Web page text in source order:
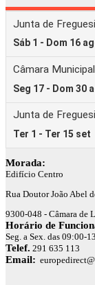
Morada:
Edifício Centro
Rua Doutor João Abel
9300-048 - Câmara de
Horário de
Seg. a Sex. das 09:00-
Telef. 291 635 113
Email: